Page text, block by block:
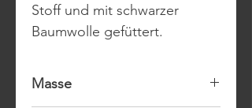
Stoff und mit schwarzer
Baumwolle gefüttert.
Masse